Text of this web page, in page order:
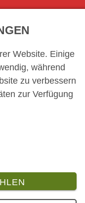
Website. Einige
während
zu verbessern
zur Verfügung